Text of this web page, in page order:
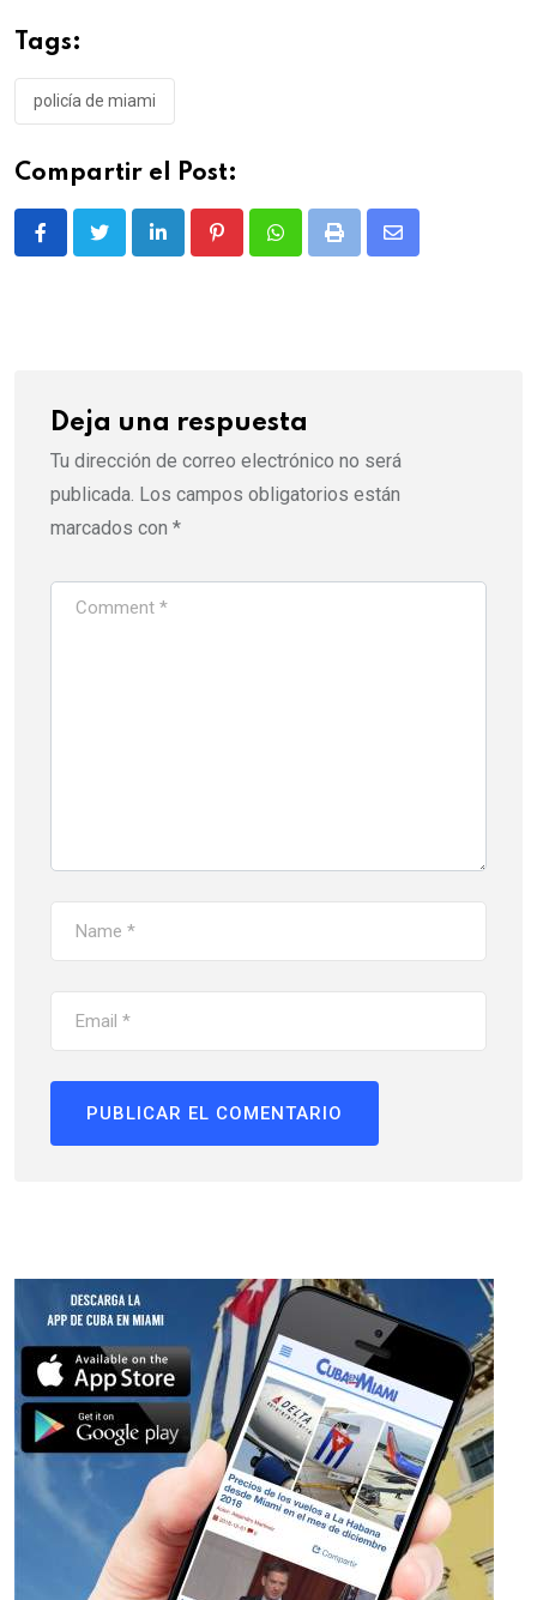
Tags:
policía de miami
Compartir el Post:
LinkedIn PinterestWhatsappPrint
Share
Deja una respuesta
Tu dirección de correo electrónico no será
publicada. Los campos obligatorios están
marcados con *